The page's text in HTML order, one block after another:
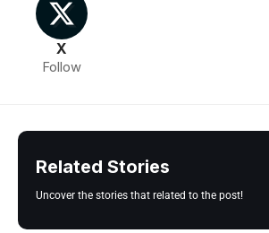
X
Follow
Related Stories
Uncover the stories that related to the post!